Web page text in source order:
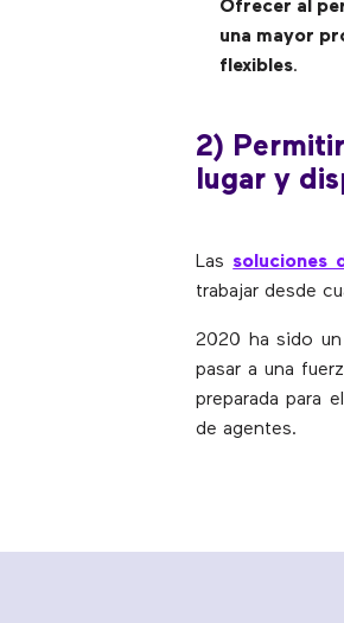
Ofrecer al
una mayor
flexibles.
2)
lugar y
Las soluciones
trabajar desde
2020 ha sido
pasar a una
preparada para
de agentes.